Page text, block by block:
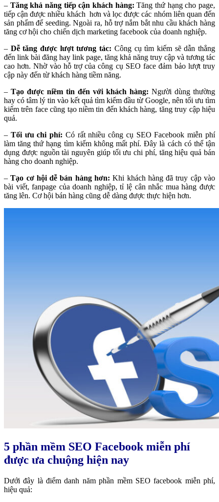
– Tăng khả năng tiếp cận khách hàng: Tăng thứ hạng cho page,
tiếp cận được nhiều khách hơn và lọc được các nhóm liên quan đến
sản phẩm để seeding. Ngoài ra, hỗ trợ nắm bắt nhu cầu khách hàng
tăng cơ hội cho chiến dịch marketing facebook của doanh nghiệp.
– Dễ tăng được lượt tương tác: Công cụ tìm kiếm sẽ dẫn thẳng
đến link bài đăng hay link page, tăng khả năng truy cập và tương tác
cao hơn. Nhờ vào hỗ trợ của công cụ SEO face đảm bảo lượt truy
cập này đến từ khách hàng tiềm năng.
– Tạo được niềm tin đến với khách hàng: Người dùng thường
hay có tâm lý tin vào kết quả tìm kiếm đầu từ Google, nên tối ưu tìm
kiếm trên face cũng tạo niềm tin đến khách hàng, tăng truy cập hiệu
quả.
– Tối ưu chi phí: Có rất nhiều công cụ SEO Facebook miễn phí
làm tăng thứ hạng tìm kiếm không mất phí. Đây là cách có thể tận
dụng được nguồn tài nguyên giúp tối ưu chi phí, tăng hiệu quả bán
hàng cho doanh nghiệp.
–Tạo cơ hội dễ bán hàng hơn: Khi khách hàng đã truy cập vào
bài viết, fanpage của doanh nghiệp, tỉ lệ cân nhắc mua hàng được
tăng lên. Cơ hội bán hàng cũng dễ dàng được thực hiện hơn.
5 phần mềm SEO Facebook miễn phí
được ưa chuộng hiện nay
Dưới đây là điểm danh năm phần mềm SEO facebook miễn phí,
hiệu quả: